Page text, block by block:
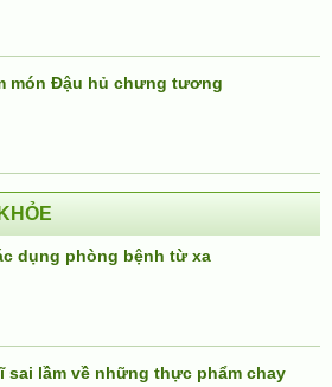
món Đậu hủ chưng tương
dụng phòng bệnh từ xa
sai lầm về những thực phẩm chay